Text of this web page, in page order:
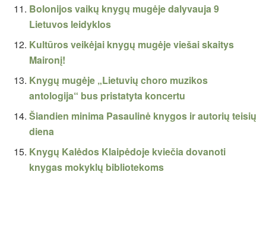
Bolonijos vaikų knygų mugėje dalyvauja 9
Lietuvos leidyklos
Kultūros veikėjai knygų mugėje viešai skaitys
Maironį!
Knygų mugėje „Lietuvių choro muzikos
antologija“ bus pristatyta koncertu
Šiandien minima Pasaulinė knygos ir autorių teisių
diena
Knygų Kalėdos Klaipėdoje kviečia dovanoti
knygas mokyklų bibliotekoms